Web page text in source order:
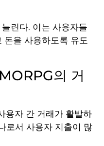
린다. 이는 사용자들
돈을 사용하도록 유도
의 거
용자 간 거래가 활발하
로서 사용자 지출이 많